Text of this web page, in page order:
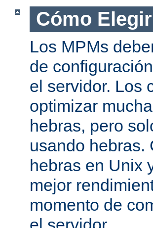
Cómo
Los MPMs
de
el servidor. Los
optimizar
hebras, pero
usando hebras.
hebras en Unix
mejor
momento de